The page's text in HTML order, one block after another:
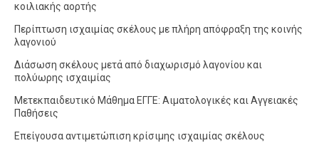
κοιλιακής αορτής
Περίπτωση ισχαιμίας σκέλους με πλήρη απόφραξη της κοινής
λαγονιού
Διάσωση σκέλους μετά από διαχωρισμό λαγονίου και
πολύωρης ισχαιμίας
Μετεκπαιδευτικό Μάθημα ΕΓΓΕ: Αιματολογικές και Αγγειακές
Παθήσεις
Επείγουσα αντιμετώπιση κρίσιμης ισχαιμίας σκέλους